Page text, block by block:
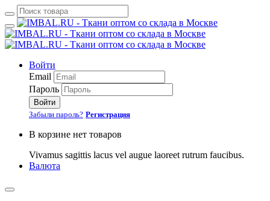
Войти
Email
Пароль
Войти
Забыли пароль? Регистрация
В корзине нет товаров
Vivamus sagittis lacus vel augue laoreet rutrum faucibus.
Валюта